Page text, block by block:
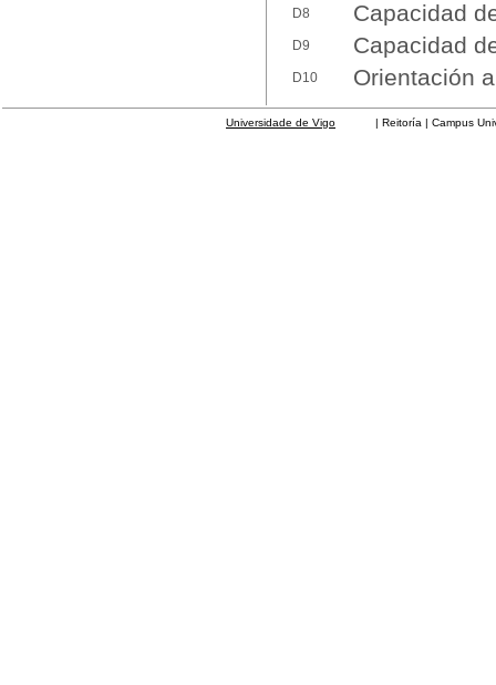
D8 Capacidad
D9 Capacidad
D10 Orientación
Universidade de Vigo | Reitoría | Campus